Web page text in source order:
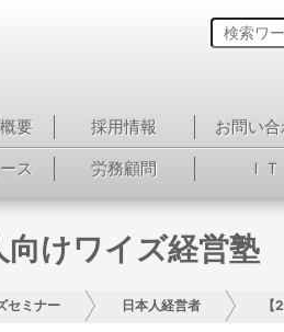
要 採用情報 お問い
ス 労務顧問 ＩＴ
向けワイズ経営
セミナー 日本人経営者